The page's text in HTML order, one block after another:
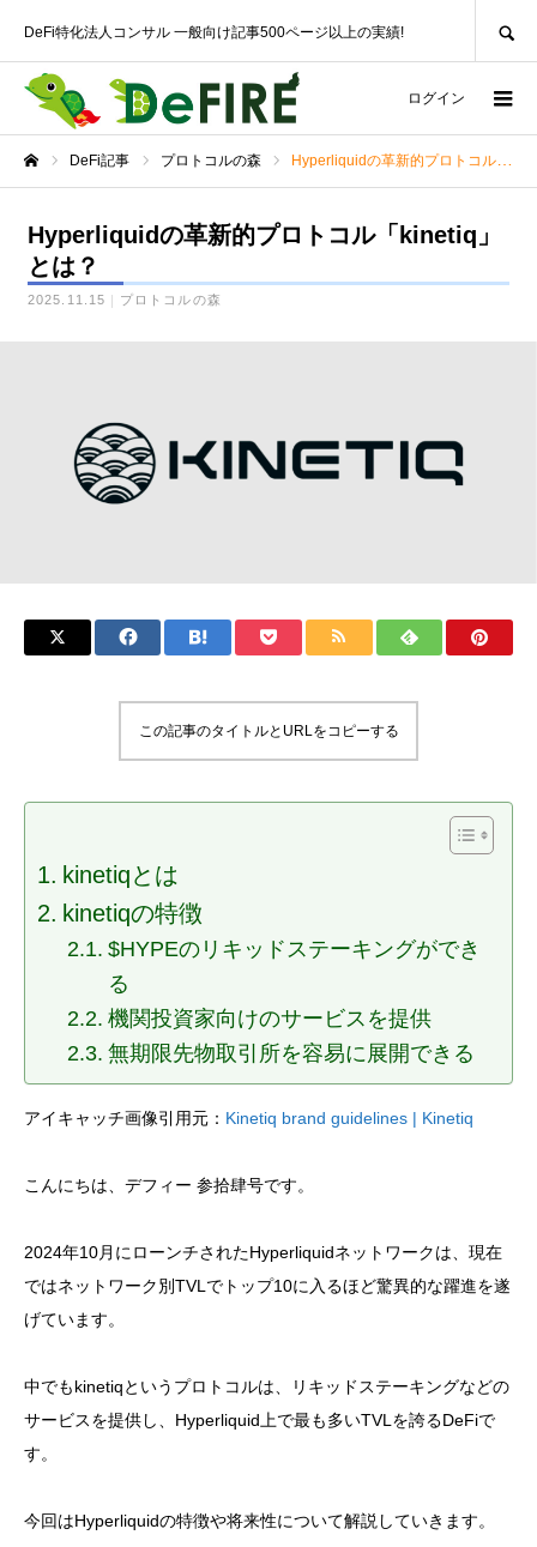
DeFi特化法人コンサル 一般向け記事500ページ以上の実績!
ログイン
DeFi記事 プロトコルの森 Hyperliquidの革新的プロトコル「kinetiq」とは？
Hyperliquidの革新的プロトコル「kinetiq」
とは？
2025.11.15 プロトコルの森
この記事のタイトルとURLをコピーする
kinetiqとは
kinetiqの特徴
$HYPEのリキッドステーキングができ
る
機関投資家向けのサービスを提供
無期限先物取引所を容易に展開できる
アイキャッチ画像引用元： Kinetiq brand guidelines | Kinetiq
こんにちは、デフィー 参拾肆号です。
2024年10月にローンチされたHyperliquidネットワークは、現在
ではネットワーク別TVLでトップ10に入るほど驚異的な躍進を遂
げています。
中でもkinetiqというプロトコルは、リキッドステーキングなどの
サービスを提供し、Hyperliquid上で最も多いTVLを誇るDeFiで
す。
今回はHyperliquidの特徴や将来性について解説していきます。